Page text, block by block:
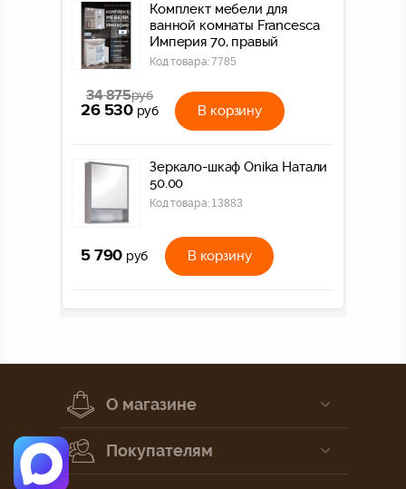
Комплект мебели для
ванной комнаты Francesca
Империя 70, правый
Код товара:7785
34 875руб
26 530 руб В корзину
Зеркало-шкаф Onika Натали
50.00
Код товара: 13883
5 790 руб В корзину
О магазине
Покупателям